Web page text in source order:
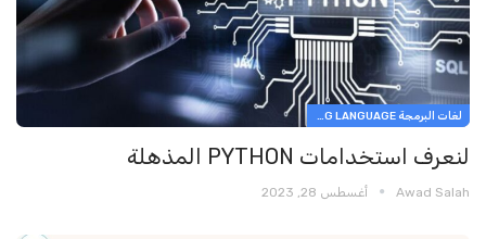
لغات البرمجة PROGRAMMING LANGUAGE
لنعرف استخدامات PYTHON المذهلة
Awad Salah أغسطس 28, 2023